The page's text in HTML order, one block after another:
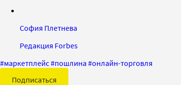
София Плетнева
Редакция Forbes
#маркетплейс#пошлина #онлайн-торговля
Подписаться